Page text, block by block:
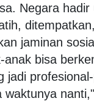
Negara hadir
jaminan
anak bisa
jadi
waktunya